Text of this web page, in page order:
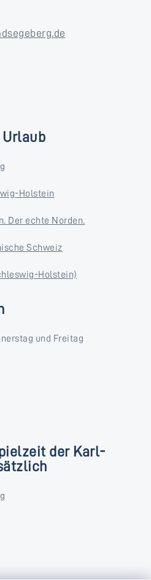
Holstein
Der echte Norden.
Schweiz
Holstein)
und Freitag
der Karl-